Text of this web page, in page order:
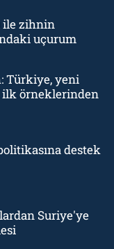
ile zihnin
uçurum
Türkiye, yeni
örneklerinden
destek
Suriye'ye